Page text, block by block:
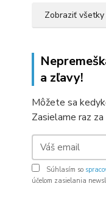
Zobraziť
a zľavy!
Môžete sa
Zasielame raz
Súhlasím so
účelom zasielania